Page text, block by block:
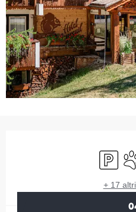
+ 17